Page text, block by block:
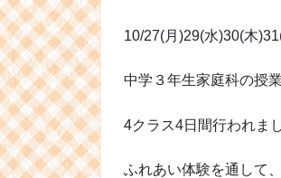
10/27(月)29(水)30(木
中学３年生家庭科の授
4クラス4日間行われまし
ふれあい体験を通して、